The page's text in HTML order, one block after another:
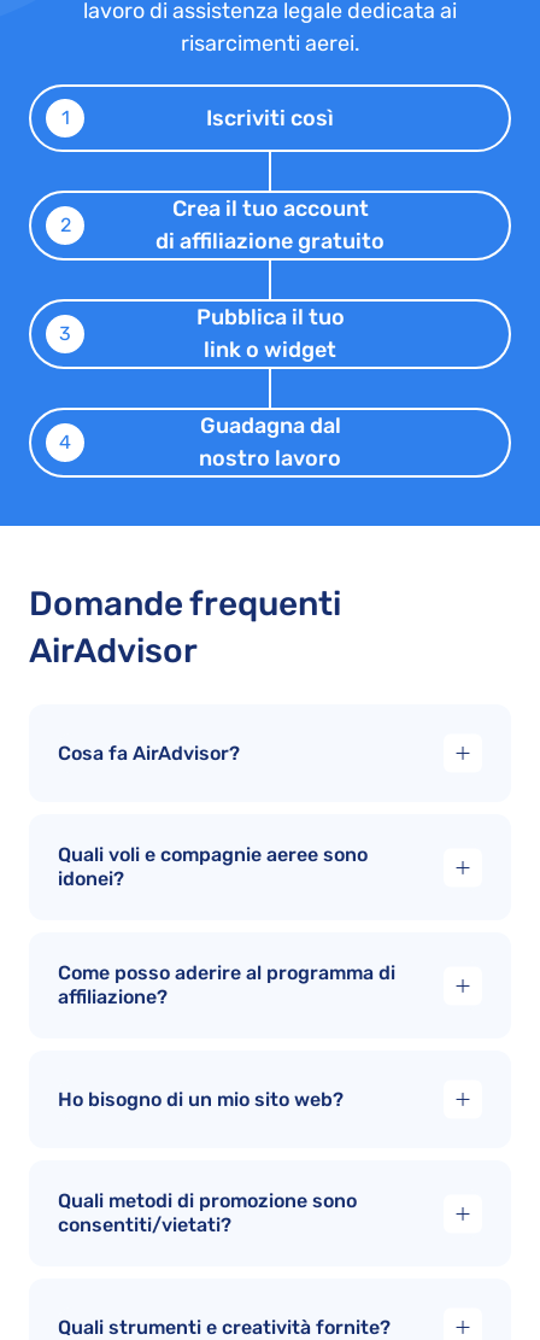
lavoro di assistenza legale dedicata ai
risarcimenti aerei.
1 Iscriviti così
2
Crea il tuo account
di affiliazione gratuito
3
Pubblica il tuo
link o widget
4
Guadagna dal
nostro lavoro
Domande frequenti
AirAdvisor
Cosa fa AirAdvisor?
Quali voli e compagnie aeree sono
idonei?
Come posso aderire al programma di
affiliazione?
Ho bisogno di un mio sito web?
Quali metodi di promozione sono
consentiti/vietati?
Quali strumenti e creatività fornite?